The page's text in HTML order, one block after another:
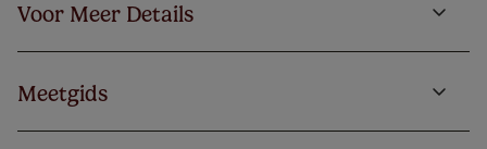
Voor Meer Details
Meetgids